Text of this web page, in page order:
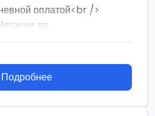
оплатой<br />
дл...
Подробнее